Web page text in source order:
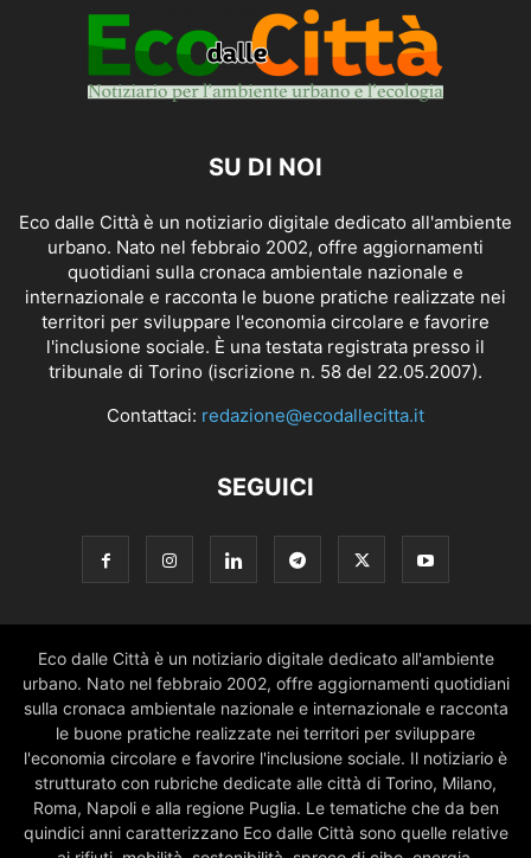
SU DI NOI
Eco dalle Città è un notiziario digitale dedicato all'ambiente
urbano. Nato nel febbraio 2002, offre aggiornamenti
quotidiani sulla cronaca ambientale nazionale e
internazionale e racconta le buone pratiche realizzate nei
territori per sviluppare l'economia circolare e favorire
l'inclusione sociale. È una testata registrata presso il
tribunale di Torino (iscrizione n. 58 del 22.05.2007).
Contattaci: redazione@ecodallecitta.it
SEGUICI
Eco dalle Città è un notiziario digitale dedicato all'ambiente
urbano. Nato nel febbraio 2002, offre aggiornamenti quotidiani
sulla cronaca ambientale nazionale e internazionale e racconta
le buone pratiche realizzate nei territori per sviluppare
l'economia circolare e favorire l'inclusione sociale. Il notiziario è
strutturato con rubriche dedicate alle città di Torino, Milano,
Roma, Napoli e alla regione Puglia. Le tematiche che da ben
quindici anni caratterizzano Eco dalle Città sono quelle relative